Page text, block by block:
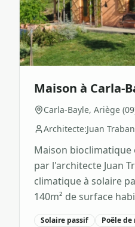
Maison à Carla-
Carla-Bayle, Ariège
Architecte:Juan
Maison
par l'architecte Juan
climatique à solaire
140m² de surface
Solaire passif
Poêle de